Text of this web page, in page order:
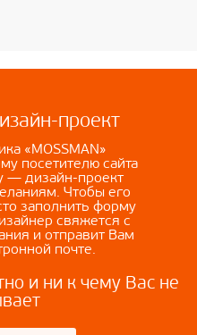
проект
«MOSSMAN»
посетителю сайта
— дизайн-проект
Чтобы его
заполнить форму
свяжется с
и отправит Вам
почте.
и ни к чему Вас не